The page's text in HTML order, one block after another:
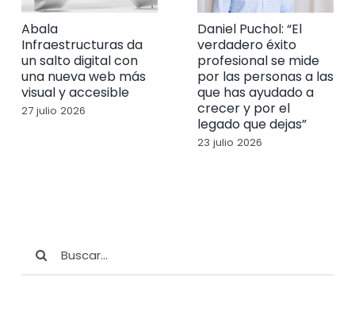
Abala
Infraestructuras da
un salto digital con
una nueva web más
visual y accesible
27 julio 2026
Daniel Puchol: “El
verdadero éxito
profesional se mide
por las personas a las
que has ayudado a
crecer y por el
legado que dejas”
23 julio 2026